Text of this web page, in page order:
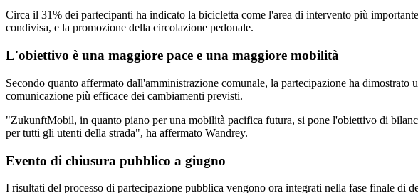
Circa il 31% dei partecipanti ha indicato la bicicletta come l'area di intervento più
condivisa, e la promozione della circolazione pedonale.
L'obiettivo è una maggiore pace e una maggiore mobilità
Secondo quanto affermato dall'amministrazione comunale, la partecipazione ha
comunicazione più efficace dei cambiamenti previsti.
"ZukunftMobil, in quanto piano per una mobilità pacifica futura, si pone l'obiettivo di
per tutti gli utenti della strada", ha affermato Wandrey.
Evento di chiusura pubblico a giugno
I risultati del processo di partecipazione pubblica vengono ora integrati nella fase finale di